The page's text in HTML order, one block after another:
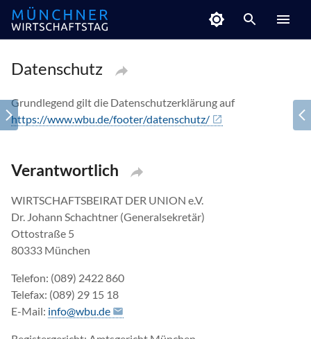
Datenschutz
Grundlegend gilt die Datenschutzerklärung auf
https://www.wbu.de/footer/datenschutz/
Verantwortlich
WIRTSCHAFTSBEIRAT DER UNION e.V.
Dr. Johann Schachtner (Generalsekretär)
Ottostraße 5
80333 München
Telefon: (089) 2422 860
Telefax: (089) 29 15 18
E-Mail: info@wbu.de